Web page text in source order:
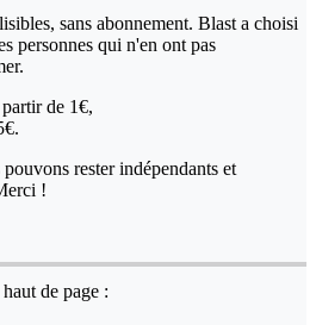
sans abonnement. Blast a choisi
personnes qui n'en ont pas
de 1€,
rester indépendants et
!
de page :